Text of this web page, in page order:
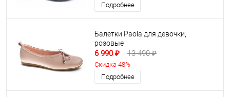
Подробнее
Балетки Paola для девочки,
розовые
6 990 ₽ 13 490 ₽
Скидка 48%
Подробнее